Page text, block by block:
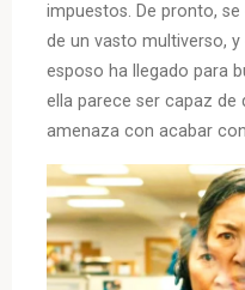
impuestos. De pronto,
de un vasto multiverso,
esposo ha llegado para
ella parece ser capaz de
amenaza con acabar